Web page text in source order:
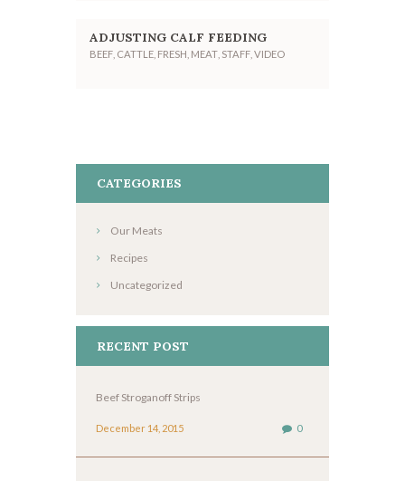
ADJUSTING CALF FEEDING
BEEF CATTLE FRESH MEAT STAFF VIDEO
CATEGORIES
Our Meats
Recipes
Uncategorized
RECENT POST
Beef Stroganoff Strips
December 14, 2015 0